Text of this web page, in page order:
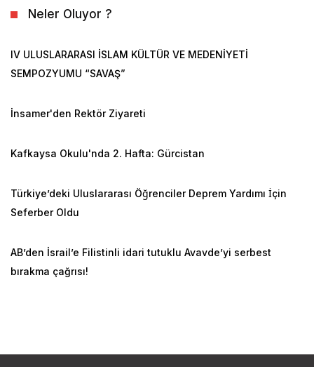
Neler Oluyor ?
IV ULUSLARARASI İSLAM KÜLTÜR VE MEDENİYETİ
SEMPOZYUMU “SAVAŞ”
İnsamer'den Rektör Ziyareti
Kafkaysa Okulu'nda 2. Hafta: Gürcistan
Türkiye’deki Uluslararası Öğrenciler Deprem Yardımı İçin
Seferber Oldu
AB’den İsrail’e Filistinli idari tutuklu Avavde’yi serbest
bırakma çağrısı!